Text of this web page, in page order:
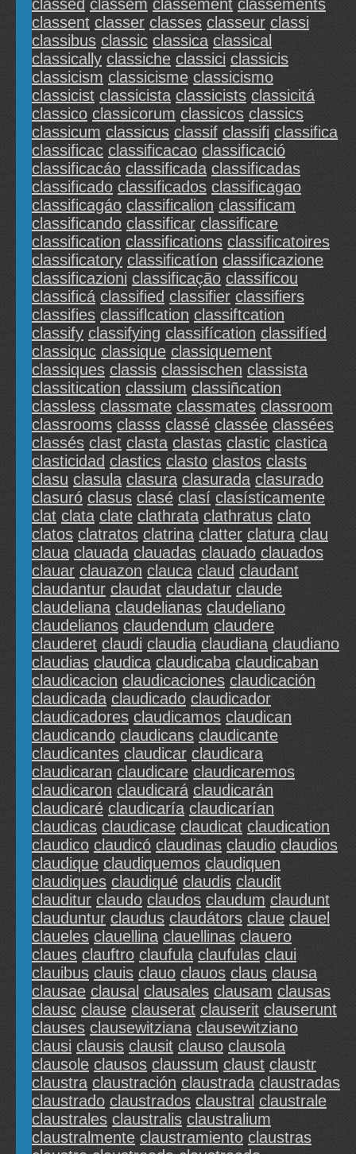
classed classem classement classements
classent classer classes classeur classi
classibus classic classica classical
classically classiche classici classicis
classicism classicisme classicismo
classicist classicista classicists classicitá
classico classicorum classicos classics
classicum classicus classif classifi classifica
classificac classificacao classificació
classificacáo classificada classificadas
classificado classificados classificagao
classificagáo classificalion classificam
classificando classificar classificare
classification classifications classificatoires
classificatory classificatíon classificazione
classificazioni classificação classificou
classificá classified classifier classifiers
classifies classiflcation classiftcation
classify classifying classifícation classifíed
classiquc classique classiquement
classiques classis classischen classista
classitication classium classiñcation
classless classmate classmates classroom
classrooms classs classé classée classées
classés clast clasta clastas clastic clastica
clasticidad clastics clasto clastos clasts
clasu clasula clasura clasurada clasurado
clasuró clasus clasé clasí clasísticamente
clat clata clate clathrata clathratus clato
clatos clatratos clatrina clatter clatura clau
claua clauada clauadas clauado clauados
clauar clauazon clauca claud claudant
claudantur claudat claudatur claude
claudeliana claudelianas claudeliano
claudelianos claudendum claudere
clauderet claudi claudia claudiana claudiano
claudias claudica claudicaba claudicaban
claudicacion claudicaciones claudicación
claudicada claudicado claudicador
claudicadores claudicamos claudican
claudicando claudicans claudicante
claudicantes claudicar claudicara
claudicaran claudicare claudicaremos
claudicaron claudicará claudicarán
claudicaré claudicaría claudicarían
claudicas claudicase claudicat claudication
claudico claudicó claudinas claudio claudios
claudique claudiquemos claudiquen
claudiques claudiqué claudis claudit
clauditur claudo claudos claudum claudunt
clauduntur claudus claudátors claue clauel
claueles clauellina clauellinas clauero
claues clauftro claufula claufulas claui
clauibus clauis clauo clauos claus clausa
clausae clausal clausales clausam clausas
clausc clause clauserat clauserit clauserunt
clauses clausewitziana clausewitziano
clausi clausis clausit clauso clausola
clausole clausos claussum claust claustr
claustra claustración claustrada claustradas
claustrado claustrados claustral claustrale
claustrales claustralis claustralium
claustralmente claustramiento claustras